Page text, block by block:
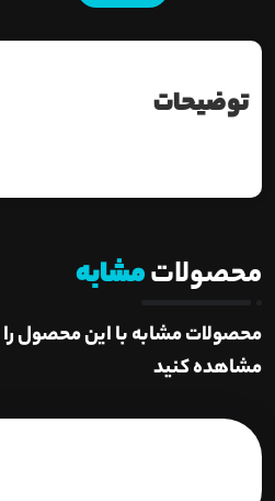
توضیحات
محصولاتمشابه
محصولات مشابه با این محصول را
مشاهده کنید